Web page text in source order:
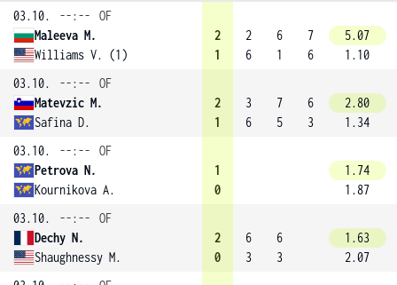
03.10. --:--
OF
Maleeva M.
Williams V. (1)
2
1
2
6
6
1
7
6
5.07
1.10
03.10.
--:--
OF
Matevzic M.
Safina D.
2
1
3
6
7
5
6
3
2.80
1.34
03.10.
--:--
OF
Petrova N.
Kournikova A.
1
0
1.74
1.87
03.10.
--:--
OF
Dechy N.
Shaughnessy M.
2
0
6
3
6
3
1.63
2.07